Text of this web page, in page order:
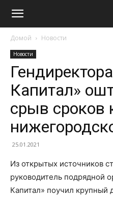
Домой Новости
Новости
Капитал»
срыв сроков
25.01.2021
Из открытых источников
руководитель подрядной
Капитал» поучил